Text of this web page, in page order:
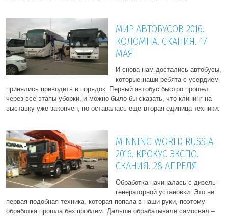
МИР АВТОБУСОВ 2016.
КОЛОМНА. СКАНИЯ. 17
МАЯ
И снова нам достались автобусы,
которые наши ребята с усердием
принялись приводить в порядок. Первый автобус быстро прошел
через все этапы уборки, и можно было бы сказать, что клининг на
выставку уже закончен, но оставалась еще вторая единица техники.
MINNING WORLD RUSSIA
2016. КРОКУС ЭКСПО.
СКАНИЯ. 28 АПРЕЛЯ
Обработка начиналась с дизель-
генераторной установки. Это не
первая подобная техника, которая попала в наши руки, поэтому
обработка прошла без проблем. Дальше обрабатывали самосвал –